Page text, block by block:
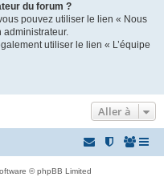
du forum ?
pouvez utiliser le lien « Nous
administrateur.
utiliser le lien « L’équipe
Aller à
© phpBB Limited